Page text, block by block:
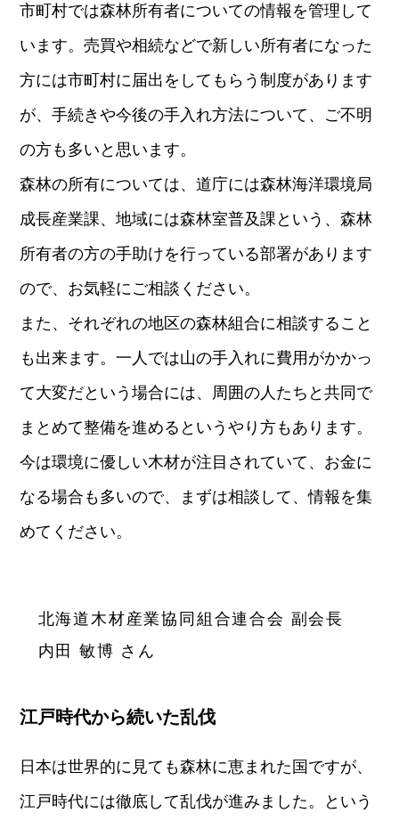
市町村では森林所有者についての情報を管理して
います。売買や相続などで新しい所有者になった
方には市町村に届出をしてもらう制度があります
が、手続きや今後の手入れ方法について、ご不明
の方も多いと思います。
森林の所有については、道庁には森林海洋環境局
成長産業課、地域には森林室普及課という、森林
所有者の方の手助けを行っている部署があります
ので、お気軽にご相談ください。
また、それぞれの地区の森林組合に相談すること
も出来ます。一人では山の手入れに費用がかかっ
て大変だという場合には、周囲の人たちと共同で
まとめて整備を進めるというやり方もあります。
今は環境に優しい木材が注目されていて、お金に
なる場合も多いので、まずは相談して、情報を集
めてください。
北海道木材産業協同組合連合会 副会長
内田 敏博 さん
江戸時代から続いた乱伐
日本は世界的に見ても森林に恵まれた国ですが、
江戸時代には徹底して乱伐が進みました。という